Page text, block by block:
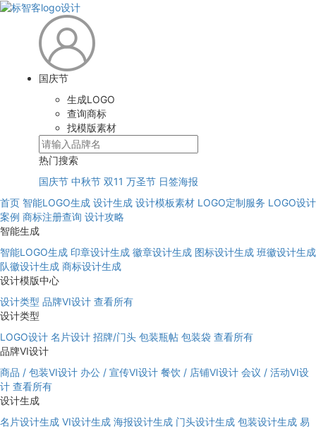
国庆节
生成LOGO
查询商标
找模版素材
热门搜索
国庆节 中秋节 双11 万圣节 日签海报
首页 智能LOGO生成 设计生成 设计模板素材 LOGO定制服务 LOGO设计
案例 商标注册查询 设计攻略
智能生成
智能LOGO生成 印章设计生成 徽章设计生成 图标设计生成 班徽设计生成
队徽设计生成 商标设计生成
设计模版中心
设计类型 品牌VI设计 查看所有
设计类型
LOGO设计 名片设计 招牌/门头 包装瓶帖 包装袋 查看所有
品牌VI设计
商品 / 包装VI设计 办公 / 宣传VI设计 餐饮 / 店铺VI设计 会议 / 活动VI设
计 查看所有
设计生成
名片设计生成 VI设计生成 海报设计生成 门头设计生成 包装设计生成 易